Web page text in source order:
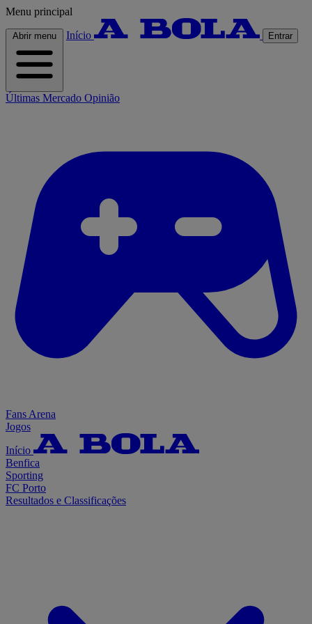
Menu principal
Abrir menu Início Entrar
Últimas Mercado Opinião
Fans Arena
Jogos
Início
Benfica
Sporting
FC Porto
Resultados e Classificações